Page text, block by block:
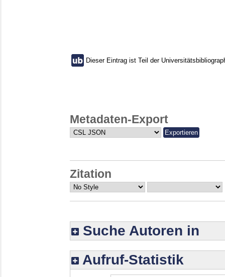
Dieser Eintrag ist Teil der
Metadaten-Export
Zitation
Suche Autoren in
Aufruf-Statistik